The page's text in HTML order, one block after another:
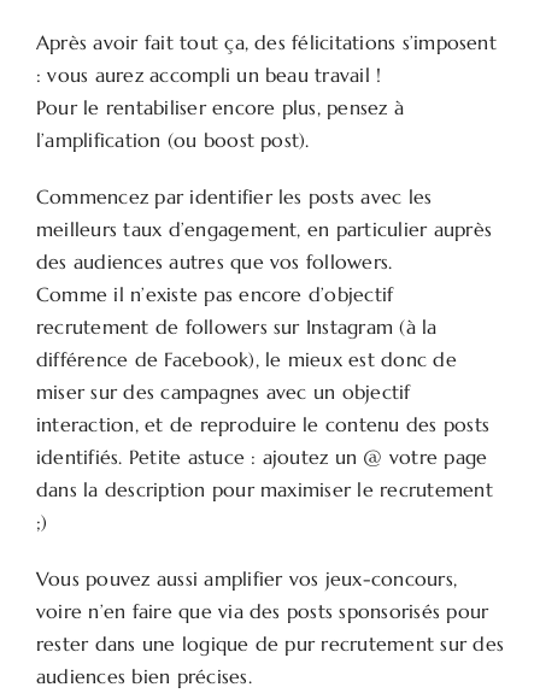
Après avoir fait tout ça, des félicitations s’imposent
: vous aurez accompli un beau travail !
Pour le rentabiliser encore plus, pensez à
l’amplification (ou boost post).
Commencez par identifier les posts avec les
meilleurs taux d’engagement, en particulier auprès
des audiences autres que vos followers.
Comme il n’existe pas encore d’objectif
recrutement de followers sur Instagram (à la
différence de Facebook), le mieux est donc de
miser sur des campagnes avec un objectif
interaction, et de reproduire le contenu des posts
identifiés. Petite astuce : ajoutez un @ votre page
dans la description pour maximiser le recrutement
;)
Vous pouvez aussi amplifier vos jeux-concours,
voire n’en faire que via des posts sponsorisés pour
rester dans une logique de pur recrutement sur des
audiences bien précises.